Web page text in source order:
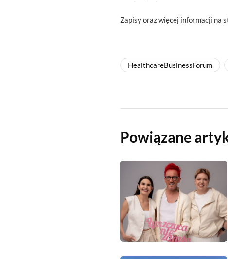
Zapisy oraz więcej informacji na
HealthcareBusinessForum
Powiązane